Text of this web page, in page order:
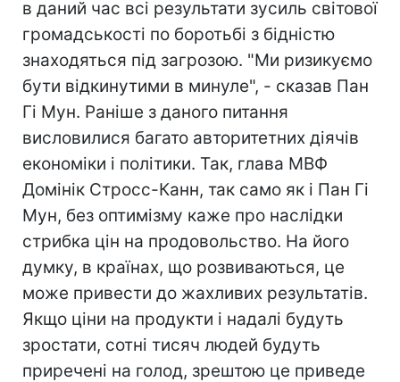
в даний час всі результати зусиль світової
громадськості по боротьбі з бідністю
знаходяться під загрозою. "Ми ризикуємо
бути відкинутими в минуле", - сказав Пан
Гі Мун. Раніше з даного питання
висловилися багато авторитетних діячів
економіки і політики. Так, глава МВФ
Домінік Стросс-Канн, так само як і Пан Гі
Мун, без оптимізму каже про наслідки
стрибка цін на продовольство. На його
думку, в країнах, що розвиваються, це
може привести до жахливих результатів.
Якщо ціни на продукти і надалі будуть
зростати, сотні тисяч людей будуть
приречені на голод, зрештою це приведе